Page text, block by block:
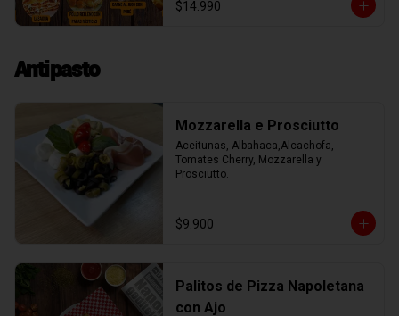
rica berenjena rellena de mozzarella.
+56987888867
Para retiro
$14.990
Antipasto
Mozzarella e Prosciutto
Aceitunas, Albahaca,Alcachofa,
Tomates Cherry, Mozzarella y
Prosciutto.
$9.900
Palitos de Pizza Napoletana
con Ajo